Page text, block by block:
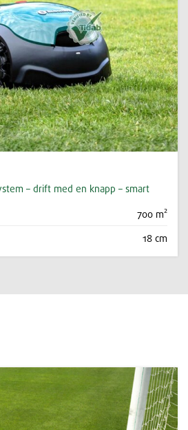
– drift med en knapp – smart
700 m²
18 cm